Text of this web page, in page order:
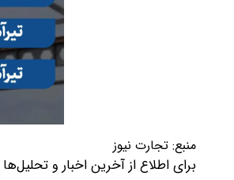
منبع: تجارت نیوز
برای اطلاع از آخرین اخبار و